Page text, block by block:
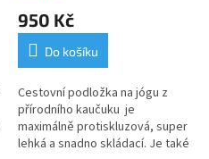
950 Kč
Do košíku
Cestovní podložka na jógu z
přírodního kaučuku je
maximálně protiskluzová, super
lehká a snadno skládací. Je také